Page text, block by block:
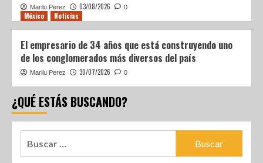
Marilu Perez 03/08/2026 0
México Noticias
El empresario de 34 años que está construyendo uno
de los conglomerados más diversos del país
Marilu Perez 30/07/2026 0
¿QUÉ ESTÁS BUSCANDO?